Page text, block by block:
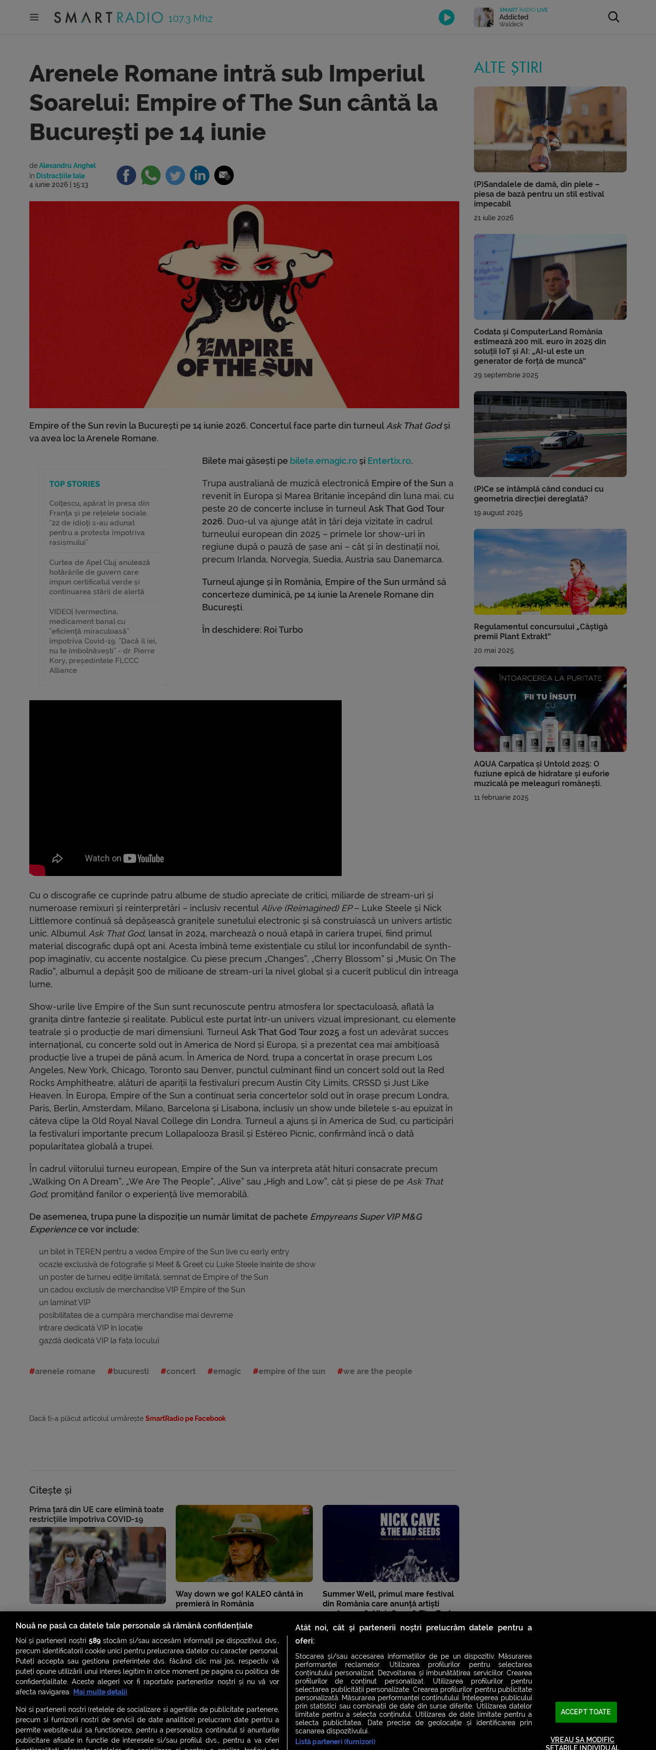
107.3 Mhz
SMART RADIO LIVE
Addicted
Waldeck
Arenele Romane intră sub Imperiul
Soarelui: Empire of The Sun cântă la
București pe 14 iunie
deAlexandru Anghel
în Distracțiile tale
4 iunie 2026 | 15:13
Empire of the Sun revin la București pe 14 iunie 2026. Concertul face parte din turneulAsk That Godși
va avea loc la Arenele Romane.
TOP STORIES
Colțescu, apărat în presa din
Franța și pe rețelele sociale.
"22 de idioți s-au adunat
pentru a protesta împotriva
rasismului"
Curtea de Apel Cluj anulează
hotărârile de guvern care
impun certificatul verde și
continuarea stării de alertă
VIDEO| Ivermectina,
medicament banal cu
"eficiență miraculoasă"
împotriva Covid-19. "Dacă îl iei,
nu te îmbolnăvești" - dr. Pierre
Kory, președintele FLCCC
Alliance
Bilete mai găsești pe bilete.emagic.roși Entertix.ro.
Trupa australiană de muzică electronică Empire of the Sun a
revenit în Europa și Marea Britanie începând din luna mai, cu
peste 20 de concerte incluse în turneulAsk That God Tour
2026. Duo-ul va ajunge atât în țări deja vizitate în cadrul
turneului european din 2025 – primele lor show-uri în
regiune după o pauză de șase ani – cât și în destinații noi,
precum Irlanda, Norvegia, Suedia, Austria sau Danemarca.
Turneul ajunge și în România, Empire of the Sun urmând să
concerteze duminică, pe 14 iunie la Arenele Romane din
București.
În deschidere: Roi Turbo
Cu o discografie ce cuprinde patru albume de studio apreciate de critici, miliarde de stream-uri și
numeroase remixuri și reinterpretări – inclusiv recentul Alive (Reimagined) EP– Luke Steele și Nick
Littlemore continuă să depășească granițele sunetului electronic și să construiască un univers artistic
unic. Albumul Ask That God, lansat în 2024, marchează o nouă etapă în cariera trupei, fiind primul
material discografic după opt ani. Acesta îmbină teme existențiale cu stilul lor inconfundabil de synth-
pop imaginativ, cu accente nostalgice. Cu piese precum „Changes”, „Cherry Blossom” și „Music On The
Radio”, albumul a depășit 500 de milioane de stream-uri la nivel global și a cucerit publicul din întreaga
lume.
Show-urile live Empire of the Sun sunt recunoscute pentru atmosfera lor spectaculoasă, aflată la
granița dintre fantezie și realitate. Publicul este purtat într-un univers vizual impresionant, cu elemente
teatrale și o producție de mari dimensiuni. Turneul Ask That God Tour 2025 a fost un adevărat succes
internațional, cu concerte sold out în America de Nord și Europa, și a prezentat cea mai ambițioasă
producție live a trupei de până acum. În America de Nord, trupa a concertat în orașe precum Los
Angeles, New York, Chicago, Toronto sau Denver, punctul culminant fiind un concert sold out la Red
Rocks Amphitheatre, alături de apariții la festivaluri precum Austin City Limits, CRSSD și Just Like
Heaven. În Europa, Empire of the Sun a continuat seria concertelor sold out în orașe precum Londra,
Paris, Berlin, Amsterdam, Milano, Barcelona și Lisabona, inclusiv un show unde biletele s-au epuizat în
câteva clipe la Old Royal Naval College din Londra. Turneul a ajuns și în America de Sud, cu participări
la festivaluri importante precum Lollapalooza Brasil și Estéreo Picnic, confirmând încă o dată
popularitatea globală a trupei.
În cadrul viitorului turneu european, Empire of the Sun va interpreta atât hituri consacrate precum
„Walking On A Dream”, „We Are The People”, „Alive” sau „High and Low”, cât și piese de pe Ask That
God, promițând fanilor o experiență live memorabilă.
De asemenea, trupa pune la dispoziție un număr limitat de pachete Empyreans Super VIP M&G
Experiencece vor include:
un bilet în TEREN pentru a vedea Empire of the Sun live cu early entry
ocazie exclusivă de fotografie și Meet & Greet cu Luke Steele înainte de show
un poster de turneu ediție limitată, semnat de Empire of the Sun
un cadou exclusiv de merchandise VIP Empire of the Sun
un laminat VIP
posibilitatea de a cumpăra merchandise mai devreme
intrare dedicată VIP în locație
gazdă dedicată VIP la fața locului
arenele romane bucuresti concert emagic empire of the sun we are the people
Dacă ti-a plăcut articolul urmărește SmartRadio pe Facebook
Citește și
Prima țară din UE care elimină toate
restricțiile împotriva COVID-19
Way down we go! KALEO cântă în
premieră în România
Summer Well, primul mare festival
din România care anunță artiști
pentru 2026: Nick Cave & The Bad
Seeds, primii headlineri confirmați
ALTE ȘTIRI
(P)Sandalele de damă, din piele –
piesa de bază pentru un stil estival
impecabil
21 iulie 2026
Codata și ComputerLand România
estimează 200 mil. euro în 2025 din
soluții IoT și AI: „AI-ul este un
generator de forță de muncă”
29 septembrie 2025
(P)Ce se întâmplă când conduci cu
geometria direcției dereglată?
19 august 2025
Regulamentul concursului „Câștigă
premii Plant Extrakt”
20 mai 2025
AQUA Carpatica și Untold 2025: O
fuziune epică de hidratare și euforie
muzicală pe meleaguri românești.
11 februarie 2025
ȘTIRI SMART SHORTS LIVE FEVER BRUNCH FEVER NIGHT FEVER LIVE FEVER CONCERT
Nouă ne pasă ca datele tale personale să rămână confidențiale
Noi și partenerii noștri589 stocăm și/sau accesăm informații pe dispozitivul dvs.,
precum identificatorii cookie unici pentru prelucrarea datelor cu caracter personal.
Puteți accepta sau gestiona preferințele dvs. făcând clic mai jos, respectiv vă
puteți opune utilizării unui interes legitim în orice moment pe pagina cu politica de
confidențialitate. Aceste alegeri vor fi raportate partenerilor noștri și nu vă vor
afecta navigarea. Mai multe detalii
Noi si partenerii nostri (retelele de socializare si agentiile de publicitate partenere,
precum si furnizorii nostri de servicii de date analitice) prelucram date pentru a
permite website-ului sa functioneze, pentru a personaliza continutul si anunturile
publicitare afisate in functie de interesele si/sau profilul dvs., pentru a va oferi
Atât noi, cât și partenerii noștri prelucrăm datele pentru a
oferi:
Stocarea și/sau accesarea informațiilor de pe un dispozitiv. Măsurarea
performanței reclamelor. Utilizarea profilurilor pentru selectarea
conținutului personalizat. Dezvoltarea și îmbunătățirea serviciilor. Crearea
profilurilor de conținut personalizat. Utilizarea profilurilor pentru
selectarea publicității personalizate. Crearea profilurilor pentru publicitate
personalizată. Măsurarea performanței conținutului. Înțelegerea publicului
prin statistici sau combinații de date din surse diferite. Utilizarea datelor
limitate pentru a selecta conținutul. Utilizarea de date limitate pentru a
selecta publicitatea. Date precise de geolocație și identificarea prin
scanarea dispozitivului.
Listă parteneri (furnizori)
ACCEPT TOATE
VREAU SA MODIFIC
SETARILE INDIVIDUAL